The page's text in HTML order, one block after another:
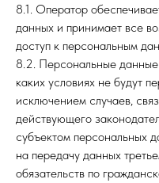
8.1. Оператор
данных и принимает все
доступ к персональным
8.2. Персональные данные
каких условиях не будут
исключением случаев,
действующего
субъектом персональных
на передачу данных
обязательств по